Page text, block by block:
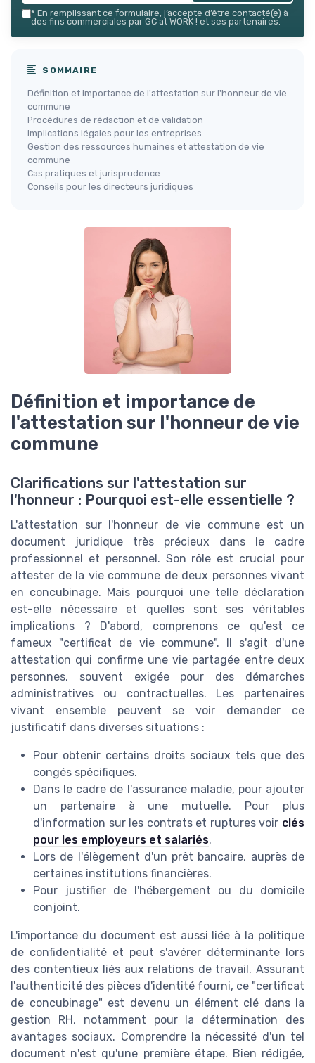
* En remplissant ce formulaire, j’accepte d’être contacté(e) à
des fins commerciales par GC at WORK ! et ses partenaires.
SOMMAIRE
Définition et importance de l'attestation sur l'honneur de vie
commune
Procédures de rédaction et de validation
Implications légales pour les entreprises
Gestion des ressources humaines et attestation de vie
commune
Cas pratiques et jurisprudence
Conseils pour les directeurs juridiques
Définition et importance de
l'attestation sur l'honneur de vie
commune
Clarifications sur l'attestation sur
l'honneur : Pourquoi est-elle essentielle ?
L'attestation sur l'honneur de vie commune est un
document juridique très précieux dans le cadre
professionnel et personnel. Son rôle est crucial pour
attester de la vie commune de deux personnes vivant
en concubinage. Mais pourquoi une telle déclaration
est-elle nécessaire et quelles sont ses véritables
implications ? D'abord, comprenons ce qu'est ce
fameux "certificat de vie commune". Il s'agit d'une
attestation qui confirme une vie partagée entre deux
personnes, souvent exigée pour des démarches
administratives ou contractuelles. Les partenaires
vivant ensemble peuvent se voir demander ce
justificatif dans diverses situations :
Pour obtenir certains droits sociaux tels que des
congés spécifiques.
Dans le cadre de l'assurance maladie, pour ajouter
un partenaire à une mutuelle. Pour plus
d'information sur les contrats et ruptures voir clés
pour les employeurs et salariés.
Lors de l'élègement d'un prêt bancaire, auprès de
certaines institutions financières.
Pour justifier de l'hébergement ou du domicile
conjoint.
L'importance du document est aussi liée à la politique
de confidentialité et peut s'avérer déterminante lors
des contentieux liés aux relations de travail. Assurant
l'authenticité des pièces d'identité fourni, ce "certificat
de concubinage" est devenu un élément clé dans la
gestion RH, notamment pour la détermination des
avantages sociaux. Comprendre la nécessité d'un tel
document n'est qu'une première étape. Bien rédigée,